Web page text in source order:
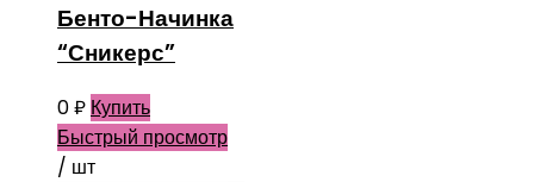
Бенто-Начинка
“Сникерс”
0₽ Купить
Быстрый просмотр
/ шт